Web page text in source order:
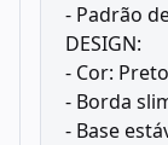
- Padrão
DESIGN:
- Cor:
- Borda
- Base